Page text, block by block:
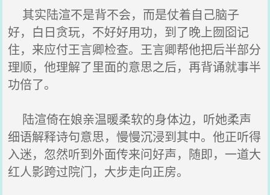
其实陆渲不是背不会，而是仗着自己脑子
好，白日贪玩，不好好用功，到了晚上囫囵记
住，来应付王言卿检查。王言卿帮他把后半部分
理顺，他理解了里面的意思之后，再背诵就事半
功倍了。
陆渲倚在娘亲温暖柔软的身体边，听她柔声
细语解释诗句意思，慢慢沉浸到其中。他正听得
入迷，忽然听到外面传来问好声，随即，一道大
红人影跨过院门，大步走向正房。